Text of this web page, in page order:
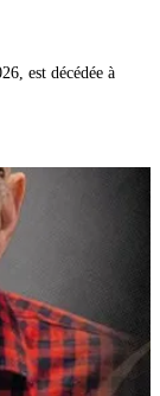
est décédée à